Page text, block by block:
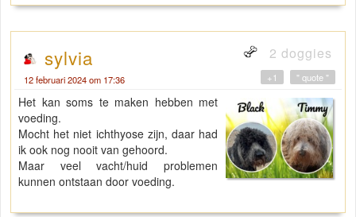
sylvia 2 doggies
12 februari 2024 om 17:36 " quote "
+1
Het kan soms te maken hebben met
voeding.
Mocht het niet ichthyose zijn, daar had
ik ook nog nooit van gehoord.
Maar veel vacht/huid problemen
kunnen ontstaan door voeding.